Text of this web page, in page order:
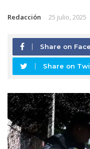
Redacción 25 julio, 2025
Share on
Share on